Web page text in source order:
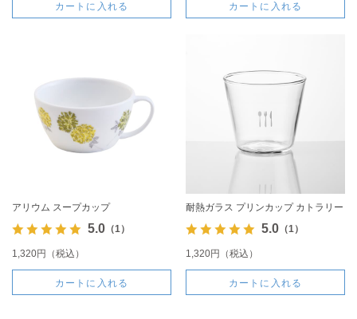
カートに入れる カートに入れる
アリウム スープカップ
5.0（1）
1,320円（税込）
カートに入れる
耐熱ガラス プリンカップ カトラリー
5.0（1）
1,320円（税込）
カートに入れる